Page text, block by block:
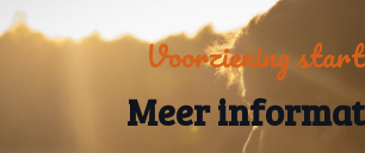
Voorziening
Meer